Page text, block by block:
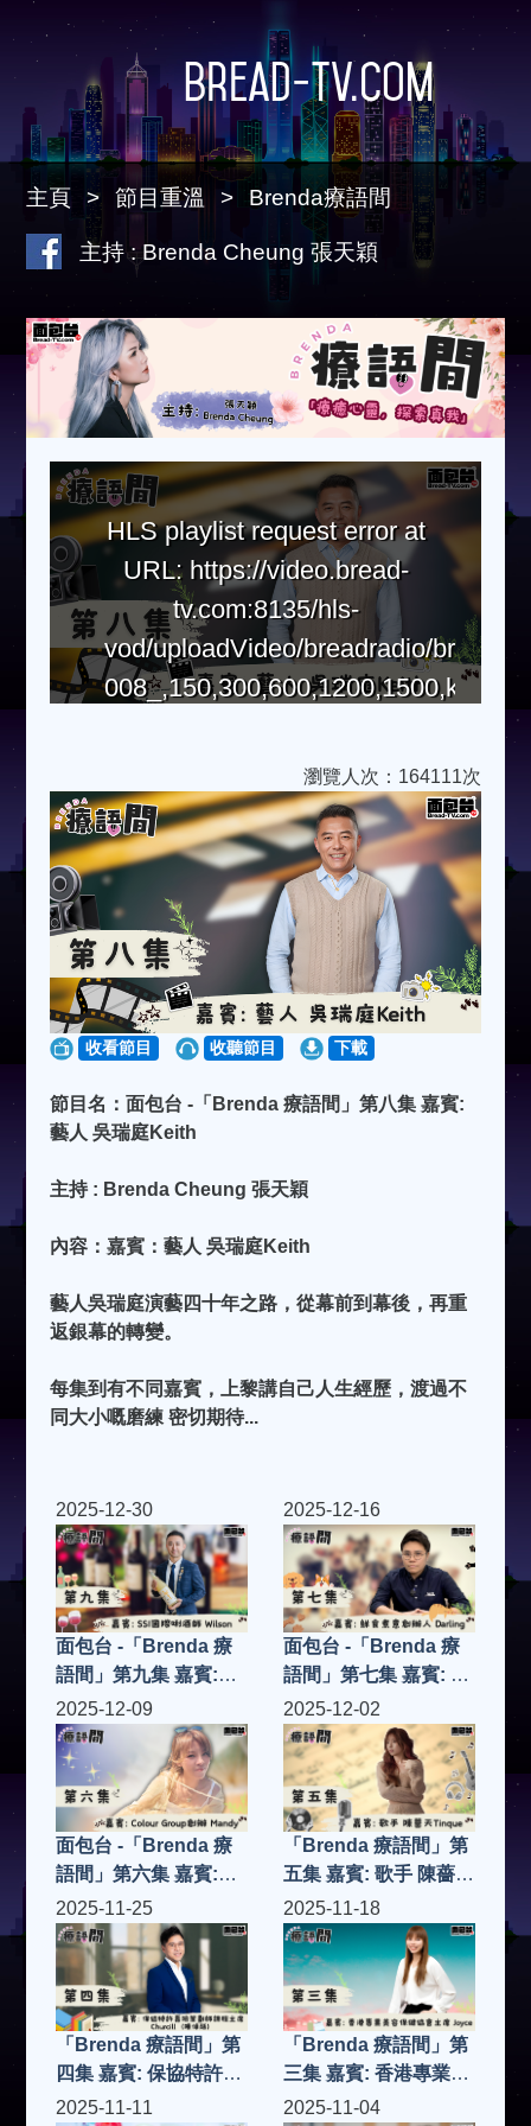
Bread-TV.com
主頁 節目重溫 Brenda療語間
主持 : Brenda Cheung 張天穎
HLS playlist request error at
URL: https://video.bread-
tv.com:8135/hls-
vod/uploadVideo/breadradio/
瀏覽人次：164111次
收看節目 收聽節目 下載
節目名：面包台 -「Brenda 療語間」第八集 嘉賓:
藝人 吳瑞庭Keith
主持 : Brenda Cheung 張天穎
內容：嘉賓：藝人 吳瑞庭Keith
藝人吳瑞庭演藝四十年之路，從幕前到幕後，再重
返銀幕的轉變。
每集到有不同嘉賓，上黎講自己人生經歷，渡過不
同大小嘅磨練 密切期待...
2025-12-30
面包台 -「Brenda 療
語間」第九集 嘉賓:
SSI國際唎酒師
Wilson
2025-12-16
面包台 -「Brenda 療
語間」第七集 嘉賓: 鮮
食煮意創辦人 Darling
2025-12-09
面包台 -「Brenda 療
語間」第六集 嘉賓:
Colour Group創辦人
Mandy
2025-12-02
「Brenda 療語間」第
五集 嘉賓: 歌手 陳薔天
Tinque
2025-11-25
「Brenda 療語間」第
四集 嘉賓: 保協特許壽
險策劃師課程主席
2025-11-18
「Brenda 療語間」第
三集 嘉賓: 香港專業美
容保健協會主席
2025-11-11 2025-11-04